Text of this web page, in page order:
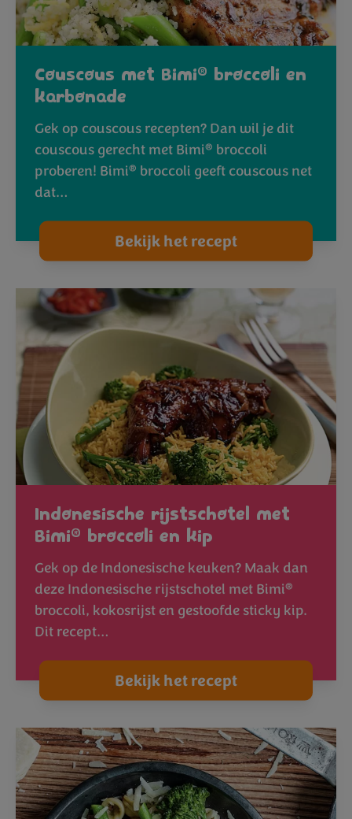
Couscous met Bimi® broccoli en
karbonade
Gek op couscous recepten? Dan wil je dit
couscous gerecht met Bimi® broccoli
proberen! Bimi® broccoli geeft couscous net
dat…
Bekijk het recept
Indonesische rijstschotel met
Bimi® broccoli en kip
Gek op de Indonesische keuken? Maak dan
deze Indonesische rijstschotel met Bimi®
broccoli, kokosrijst en gestoofde sticky kip.
Dit recept…
Bekijk het recept